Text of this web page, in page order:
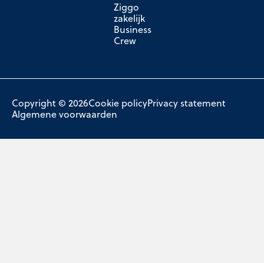
Ziggo
zakelijk
Business
Crew
Copyright © 2026Cookie policyPrivacy statement
Algemene voorwaarden